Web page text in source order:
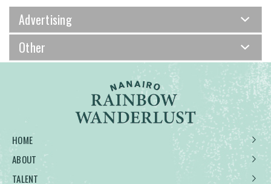
Advertising
Other
HOME
ABOUT
TALENT